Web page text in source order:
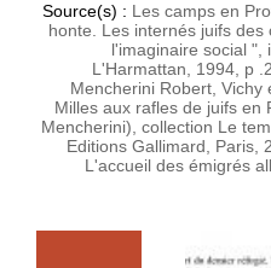
Source(s) : Les camps en
honte. Les internés juifs
l'imaginaire social ",
L'Harmattan, 1994, p
Mencherini Robert,
Milles aux rafles de juifs en
Mencherini), collection Le
Editions Gallimard, Paris,
L'accueil des émigrés